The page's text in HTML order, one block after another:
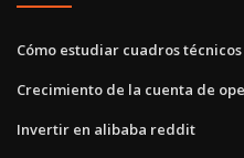
Cómo estudiar cuadros
Crecimiento de la cuenta de
Invertir en alibaba reddit